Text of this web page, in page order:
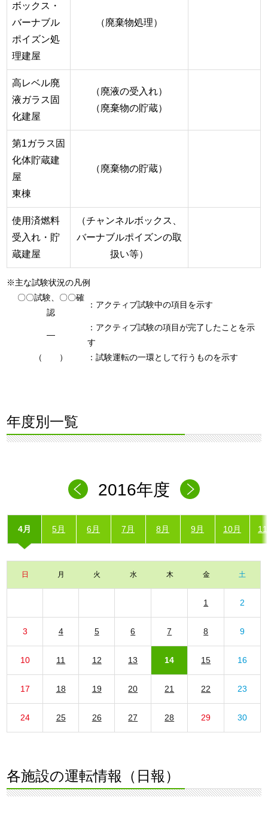
ボックス・
バーナブル
ポイズン処
理建屋
（廃棄物処理）
高レベル廃
液ガラス固
化建屋
（廃液の受入れ）
（廃棄物の貯蔵）
第1ガラス固
化体貯蔵建
屋
東棟
（廃棄物の貯蔵）
使用済燃料
受入れ・貯
蔵建屋
（チャンネルボックス、
バーナブルポイズンの取
扱い等）
※主な試験状況の凡例
〇〇試験、〇〇確
認
：アクティブ試験中の項目を示す
―
：アクティブ試験の項目が完了したことを示
す
（ ）
：試験運転の一環として行うものを示す
年度別一覧
2016年度
4月 5月 6月 7月 8月 9月 10月
日 月 火 水 木 金 土
1 2
3 4 5 6 7 8 9
10 11 12 13 14 15 16
17 18 19 20 21 22 23
24 25 26 27 28 29 30
各施設の運転情報（日報）